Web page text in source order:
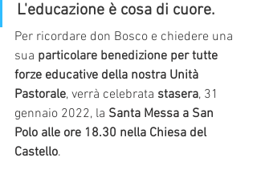
L'educazione è cosa di cuore.
Per ricordare don Bosco e chiedere una
sua particolare benedizione per tutte
forze educative della nostra Unità
Pastorale, verrà celebrata stasera, 31
gennaio 2022, la Santa Messa a San
Polo alle ore 18.30 nella Chiesa del
Castello.